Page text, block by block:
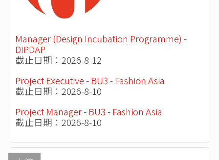
Manager (Design Incubation Programme) -
DIPDAP
截止日期：2026-8-12
Project Executive - BU3 - Fashion Asia
截止日期：2026-8-10
Project Manager - BU3 - Fashion Asia
截止日期：2026-8-10